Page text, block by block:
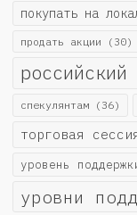
покупать на
продать акции (30)
спекулянтам (36)
торговая
уровень
уровни